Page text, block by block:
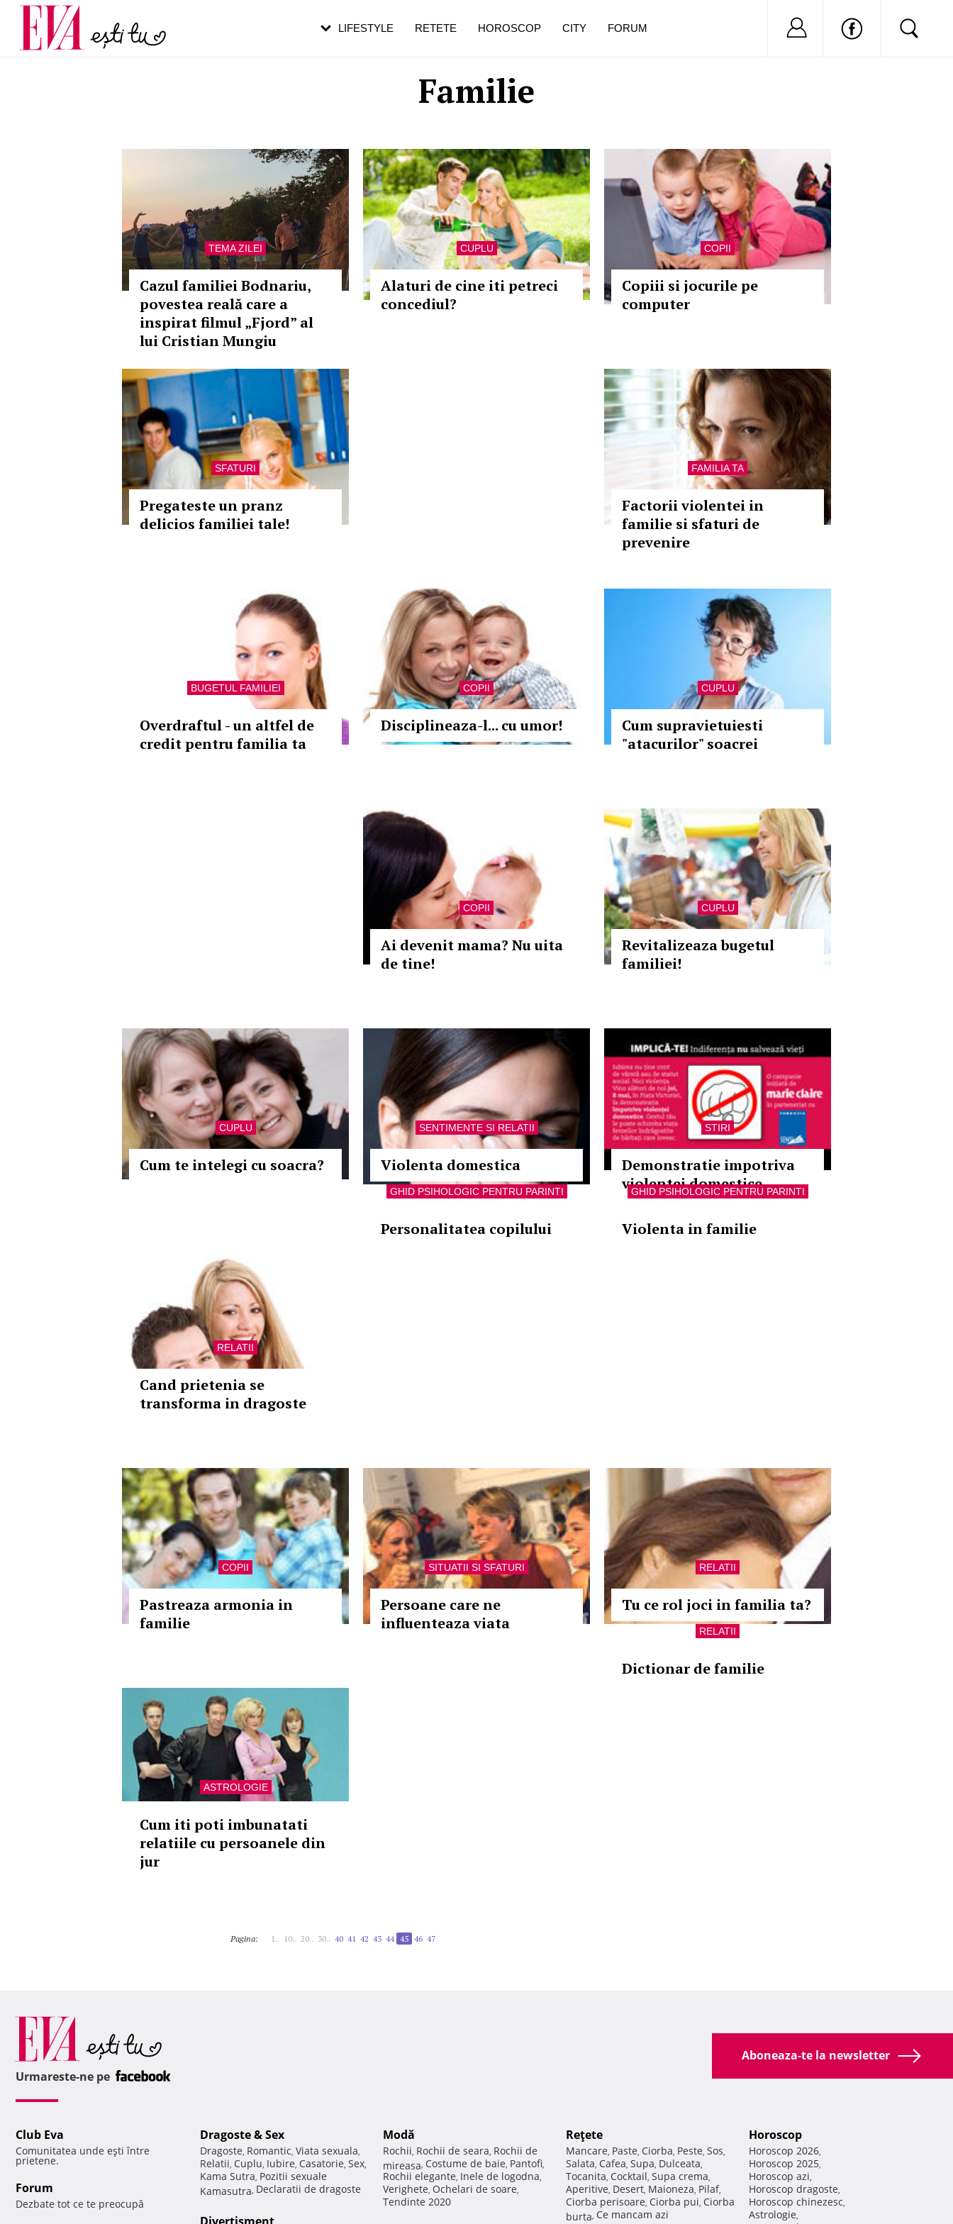
Familie
TEMA ZILEI
Cazul familiei Bodnariu,
povestea reală care a
inspirat filmul „Fjord” al
lui Cristian Mungiu
CUPLU
Alaturi de cine iti petreci
concediul?
COPII
Copiii si jocurile pe
computer
SFATURI
Pregateste un pranz
delicios familiei tale!
FAMILIA TA
Factorii violentei in
familie si sfaturi de
prevenire
BUGETUL FAMILIEI
Overdraftul - un altfel de
credit pentru familia ta
COPII
Disciplineaza-l... cu umor!
CUPLU
Cum supravietuiesti
"atacurilor" soacrei
COPII
Ai devenit mama? Nu uita
de tine!
CUPLU
Revitalizeaza bugetul
familiei!
CUPLU
Cum te intelegi cu soacra?
SENTIMENTE SI RELATII
Violenta domestica
STIRI
Demonstratie impotriva
violentei domestice
RELATII
Cand prietenia se
transforma in dragoste
GHID PSIHOLOGIC PENTRU PARINTI
Personalitatea copilului
GHID PSIHOLOGIC PENTRU PARINTI
Violenta in familie
COPII
Pastreaza armonia in
familie
SITUATII SI SFATURI
Persoane care ne
influenteaza viata
RELATII
Tu ce rol joci in familia ta?
ASTROLOGIE
Cum iti poti imbunatati
relatiile cu persoanele din
jur
RELATII
Dictionar de familie
Pagina: 1.. 10.. 20.. 30.. 40 41 42 43 44 45 46 47
LIFESTYLE RETETE HOROSCOP CITY FORUM Nu ai cont?
Carieră
Actualitate
pe măsură ce înaintezi în vârstă
de dureroasă este investigația
Aboneaza-te la newsletter
Urmareste-ne pe
Club Eva
Comunitatea unde eşti între
prietene.
Forum
Dezbate tot ce te preocupă
Dragoste & Sex
Dragoste, Romantic, Viata sexuala,
Relatii, Cuplu, Iubire, Casatorie, Sex,
Kama Sutra, Pozitii sexuale
Kamasutra, Declaratii de dragoste
Modă
Rochii, Rochii de seara, Rochii de
mireasa, Costume de baie, Pantofi,
Rochii elegante, Inele de logodna,
Verighete, Ochelari de soare,
Tendinte 2020
Reţete
Mancare, Paste, Ciorba, Peste, Sos,
Salata, Cafea, Supa, Dulceata,
Tocanita, Cocktail, Supa crema,
Aperitive, Desert, Maioneza, Pilaf,
Ciorba perisoare, Ciorba pui, Ciorba
burta, Ce mancam azi
Horoscop
Horoscop 2026,
Horoscop 2025,
Horoscop azi,
Horoscop dragoste,
Horoscop chinezesc,
Astrologie,